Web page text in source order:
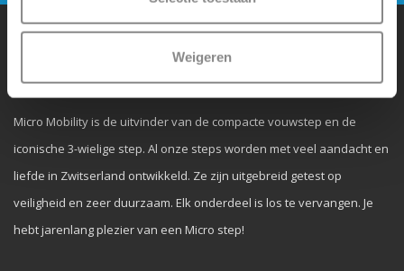
Weigeren
Waarom Micro Step?
Micro Mobility is de uitvinder van de compacte vouwstep en de
iconische 3-wielige step. Al onze steps worden met veel aandacht en
liefde in Zwitserland ontwikkeld. Ze zijn uitgebreid getest op
veiligheid en zeer duurzaam. Elk onderdeel is los te vervangen. Je
hebt jarenlang plezier van een Micro step!